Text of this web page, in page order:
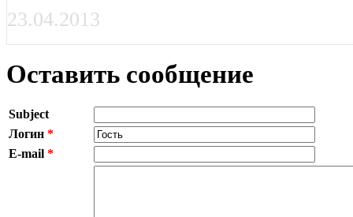
23.04.2013
Оставить сообщение
Subject
Логин *
E-mail *